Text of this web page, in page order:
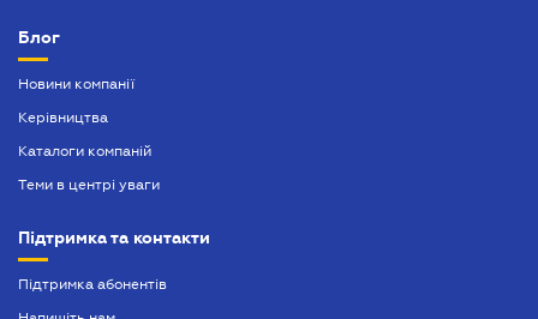
Блог
Новини компанії
Керівництва
Каталоги компаній
Теми в центрі уваги
Підтримка та контакти
Підтримка абонентів